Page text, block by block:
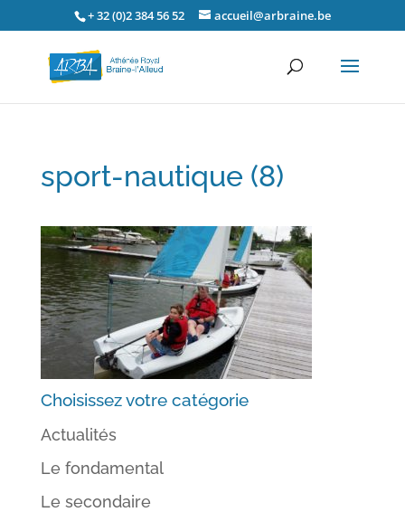
+ 32 (0)2 384 56 52 accueil@arbraine.be
sport-nautique (8)
Choisissez votre catégorie
Actualités
Le fondamental
Le secondaire